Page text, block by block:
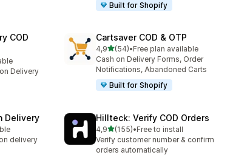
Built for Shopify
COD
Delivery
Cartsaver COD & OTP
4,9de 5 estrelas
(54)
54 total de avaliações
•Free plan available
Cash on Delivery Forms, Order
Notifications, Abandoned Carts
Built for Shopify
Delivery
delivery
Hillteck: Verify COD Orders
4,9de 5 estrelas
(155)
155 total de avaliações
•Free to install
Verify customer number & confirm
orders automatically